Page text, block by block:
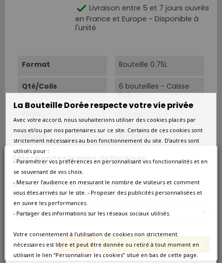
Sélectionnez le pays de livraison
Nos prix et les frais peuvent varier en fonction du
pays/de la région de livraison.
France métropolitaine
Annuler Enregistrer les modifications
 Livraison entre 5 et 7 jours ouvrés
en France et Europe - Disponible à
l'unité
Format Bouteille 0.75L
Qté/Colis
6 bouteilles - Caisse
Bois
Région
Appellation Moulis-en-Médoc
Couleur Rouge
Type
Cépage Dominant
Cabernet-Sauvignon
et Merlot
La Bouteille Dorée respecte votre vie privée
Avec votre accord, nous souhaiterions utiliser des cookies placés par
nous et/ou par nos partenaires sur ce site. Certains de ces cookies sont
strictement nécessaires au bon fonctionnement du site. D’autres sont
utilisés pour :
- Paramétrer vos préférences en personnalisant vos fonctionnalités et en
se souvenant de vos choix.
- Mesurer l’audience en mesurant le nombre de visiteurs et comment
vous êtes arrivés sur le site. - Proposer des publicités personnalisées et
en suivre les performances.
- Partager des informations sur les réseaux sociaux utilisés.
Votre consentement à l’utilisation de cookies non strictement
nécessaires est libre et peut être donnée ou retiré à tout moment en
utilisant le lien “Personnaliser les cookies” situé en bas de cette page.